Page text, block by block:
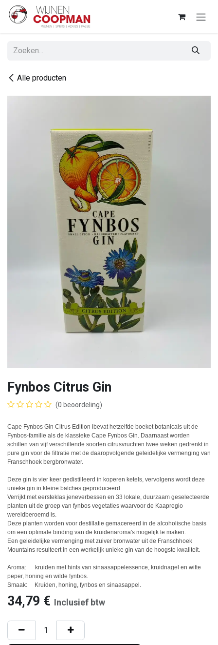
Overslaan naar inhoud
Alle producten
Fynbos Citrus Gin
(0 beoordeling)
Cape Fynbos Gin Citrus Edition ibevat hetzelfde boeket botanicals uit de
Fynbos-familie als de klassieke Cape Fynbos Gin. Daarnaast worden
schillen van vijf verschillende soorten citrusvruchten twee weken gedrenkt in
pure gin voor de filtratie met de daaropvolgende geleidelijke vermenging van
Franschhoek bergbronwater.
Deze gin is vier keer gedistilleerd in koperen ketels, vervolgens wordt deze
unieke gin in kleine batches geproduceerd.
Verrijkt met eersteklas jeneverbessen en 33 lokale, duurzaam geselecteerde
planten uit de groep van fynbos vegetaties waarvoor de Kaapregio
wereldberoemd is.
Deze planten worden voor destillatie gemacereerd in de alcoholische basis
om een optimale binding van de kruidenaroma's mogelijk te maken.
Een geleidelijke vermenging met zuiver bronwater uit de Franschhoek
Mountains resulteert in een werkelijk unieke gin van de hoogste kwaliteit.
Aroma: kruiden met hints van sinaasappelessence, kruidnagel en witte
peper, honing en wilde fynbos.
Smaak: Kruiden, honing, fynbos en sinaasappel.
34,79 € Inclusief btw